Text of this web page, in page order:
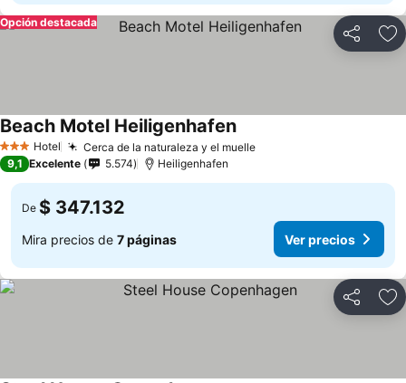
Compartir
Opción destacada
3 Estrellas
Hotel Cerca de la naturaleza y el muelle
Beach Motel Heiligenhafen
9,1 Excelente 5.574 Heiligenhafen
De $ 347.132
Mira precios de 7 páginas Ver precios
Compartir